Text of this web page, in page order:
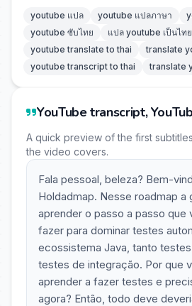
youtube แปล youtube แปลภาษา
youtube ซับไทย
แปล youtube เป็นไทย
youtube translate to thai
translate
youtube transcript to thai
translate
YouTube transcript,
A quick preview of the first
the video covers.
Fala pessoal, beleza? Bem-
Holdadmap. Nesse roadmap a
aprender o passo a passo que
fazer para dominar testes
ecossistema Java, tanto
testes de integração. Por que
aprender a fazer testes e
agora? Então, todo deve